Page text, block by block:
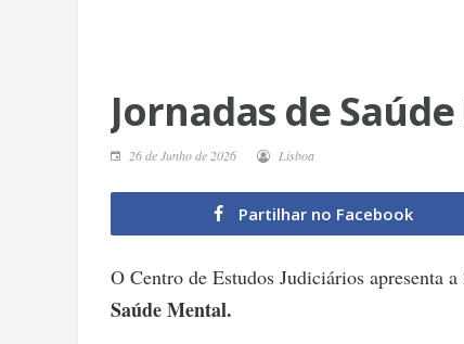
Jornadas de
26 de Junho de 2026 Lisboa
Partilhar no Facebook
O Centro de Estudos Judiciários apresenta
Saúde Mental.